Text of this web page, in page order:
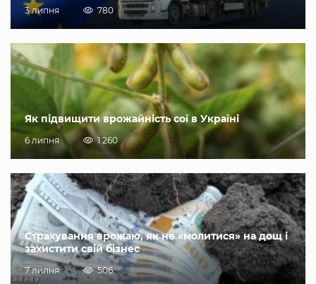
3 липня 780
Як підвищити врожайність сої в Україні
6 липня 1 260
Страхування врожаю, як не «молитися» на дощ і
захистити свій бізнес
7 липня 506